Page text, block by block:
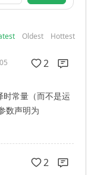
Oldest Hottest
2
常量（而不是运
数声明为
2